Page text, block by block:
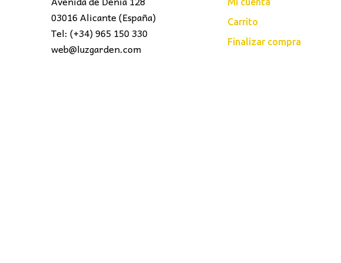
03016 Alicante (España)
Tel: (+34) 965 150 330
web@luzgarden.com
Carrito
Finalizar compra